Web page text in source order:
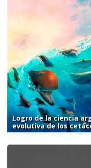
Logro de la ciencia
evolutiva de los